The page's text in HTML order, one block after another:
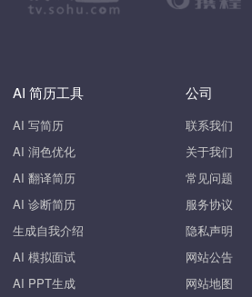
AI 简历工具
AI 写简历
AI 润色优化
AI 翻译简历
AI 诊断简历
生成自我介绍
AI 模拟面试
AI PPT生成
公司
联系我们
关于我们
常见问题
服务协议
隐私声明
网站公告
网站地图